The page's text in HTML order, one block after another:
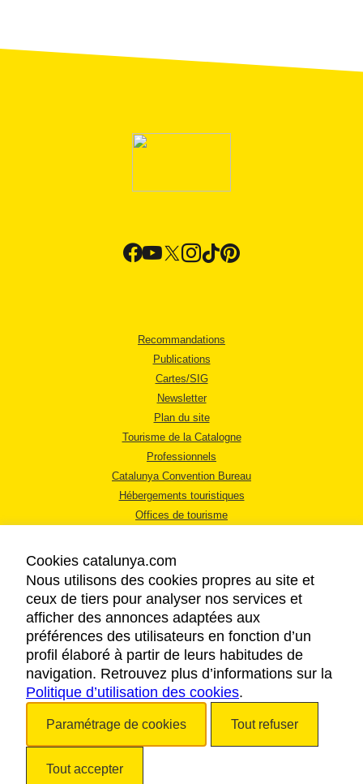
Recommandations
Publications
Cartes/SIG
Newsletter
Plan du site
Tourisme de la Catalogne
Professionnels
Catalunya Convention Bureau
Hébergements touristiques
Offices de tourisme
MENTIONS LÉGALES
RÈGLES DE CONFIDENTIALITÉ
COOKIES
ACCESSIBILITÉ
Cookies catalunya.com
Nous utilisons des cookies propres au site et
ceux de tiers pour analyser nos services et
afficher des annonces adaptées aux
préférences des utilisateurs en fonction d’un
profil élaboré à partir de leurs habitudes de
navigation. Retrouvez plus d’informations sur la
Politique d’utilisation des cookies.
Paramétrage de cookies Tout refuser
Tout accepter